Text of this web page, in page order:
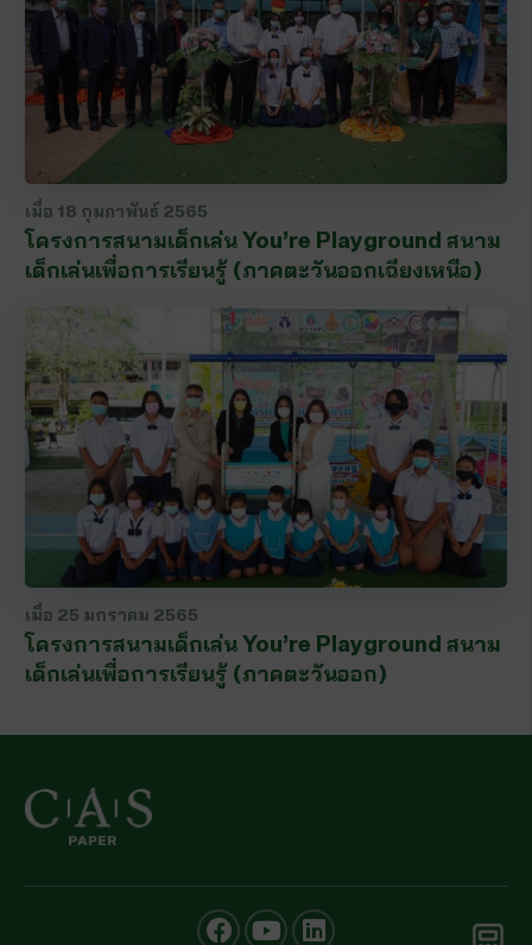
เมื่อ 18 กุมภาพันธ์ 2565
โครงการสนามเด็กเล่น You’re Playground สนาม
เด็กเล่นเพื่อการเรียนรู้ (ภาคตะวันออกเฉียงเหนือ)
เมื่อ 25 มกราคม 2565
โครงการสนามเด็กเล่น You’re Playground สนาม
เด็กเล่นเพื่อการเรียนรู้ (ภาคตะวันออก)